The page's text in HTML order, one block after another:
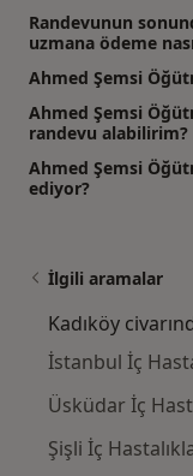
Randevunun
uzmana ödeme
Ahmed Şemsi
Ahmed Şemsi
randevu alabilirim?
Ahmed Şemsi
ediyor?
İlgili aramalar
Kadıköy
İstanbul İç
Üsküdar İç
Şişli İç